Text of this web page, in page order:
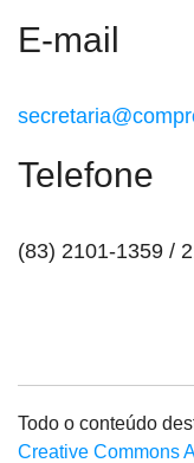
E-mail
Telefone
(83) 2101-1359 /
Todo o conteúdo
Creative Commons